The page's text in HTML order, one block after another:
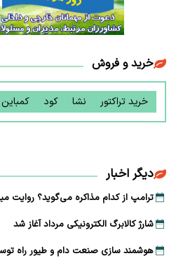
خرید و فروش
خرید تراکتور نشا کود کمباین
دیگر اخبار
ترامپ از کدام مذاکره می‌گوید؟ روایت
شارژ کالابرگ الکترونیکی مرداد آغاز شد
هوشمند سازی صنعت دام و طیور راه